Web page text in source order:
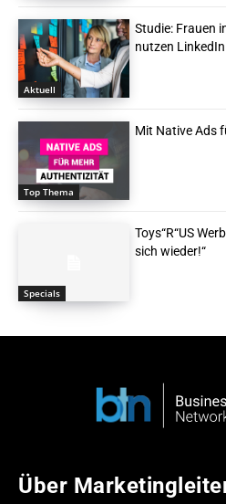
Aktuell
Studie: Frauen
nutzen
Top Thema
Mit Native Ads
Specials
Toys“R“US
sich wieder!“
Über